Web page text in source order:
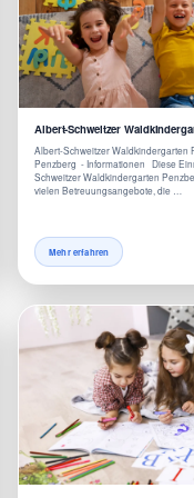
Albert-Schweitzer
Albert-Schweitzer Waldkindergarten
Penzberg - Informationen Diese
Schweitzer Waldkindergarten
vielen Betreuungsangebote, die …
Mehr erfahren